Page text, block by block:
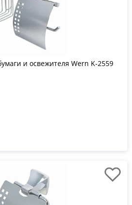
и освежителя Wern K-2559